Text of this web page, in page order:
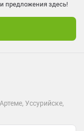
предложения здесь!
Уссурийске,